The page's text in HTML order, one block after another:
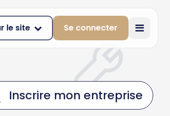
le site Se connecter
Inscrire mon entreprise